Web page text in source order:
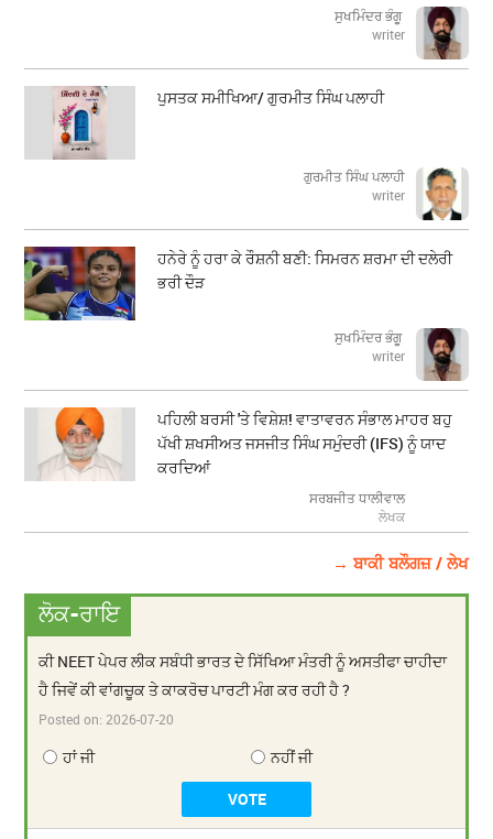
ਸੁਖਮਿੰਦਰ ਭੰਗੂ
writer
ਪੁਸਤਕ ਸਮੀਖਿਆ/ ਗੁਰਮੀਤ ਸਿੰਘ ਪਲਾਹੀ
ਗੁਰਮੀਤ ਸਿੰਘ ਪਲਾਹੀ
writer
ਹਨੇਰੇ ਨੂੰ ਹਰਾ ਕੇ ਰੌਸ਼ਨੀ ਬਣੀ: ਸਿਮਰਨ ਸ਼ਰਮਾ ਦੀ ਦਲੇਰੀ
ਭਰੀ ਦੌੜ
ਸੁਖਮਿੰਦਰ ਭੰਗੂ
writer
ਪਹਿਲੀ ਬਰਸੀ 'ਤੇ ਵਿਸ਼ੇਸ਼! ਵਾਤਾਵਰਨ ਸੰਭਾਲ ਮਾਹਰ ਬਹੁ
ਪੱਖੀ ਸ਼ਖਸੀਅਤ ਜਸਜੀਤ ਸਿੰਘ ਸਮੁੰਦਰੀ (IFS) ਨੂੰ ਯਾਦ
ਕਰਦਿਆਂ
ਸਰਬਜੀਤ ਧਾਲੀਵਾਲ
ਲੇਖਕ
→ ਬਾਕੀ ਬਲੌਗਜ਼ / ਲੇਖ
ਲੋਕ-ਰਾਇ
ਕੀ NEET ਪੇਪਰ ਲੀਕ ਸਬੰਧੀ ਭਾਰਤ ਦੇ ਸਿੱਖਿਆ ਮੰਤਰੀ ਨੂੰ ਅਸਤੀਫਾ ਚਾਹੀਦਾ
ਹੈ ਜਿਵੇਂ ਕੀ ਵਾਂਗਚੂਕ ਤੇ ਕਾਕਰੋਚ ਪਾਰਟੀ ਮੰਗ ਕਰ ਰਹੀ ਹੈ ?
Posted on:2026-07-20
ਹਾਂ ਜੀ ਨਹੀਂ ਜੀ